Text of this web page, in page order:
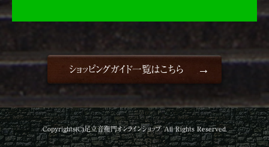
ショッピングガイド一覧はこちら
Copyrights(C)足立音衛門オンラインショップ All Rights Reserved.